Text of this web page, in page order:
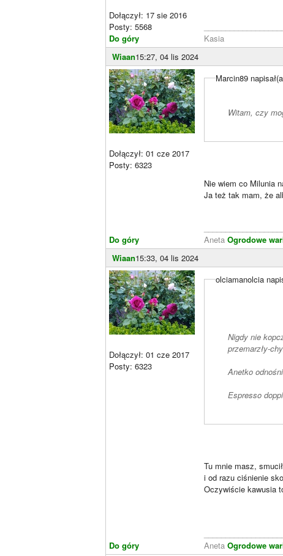
Dołączył: 17 sie 2016
Posty: 5568
Do góry
Kasia
Wiaan15:27, 04 lis 2024
Dołączył: 01 cze 2017
Posty: 6323
Do góry
Marcin89
Witam, czy
Nie wiem co Milunia
Ja też tak mam, że
Aneta Ogrodowe
Wiaan15:33, 04 lis 2024
Dołączył: 01 cze 2017
Posty: 6323
Do góry
olciamanolcia
Nigdy nie
przemarzły-
Anetko
Espresso
Tu mnie masz,
i od razu ciśnienie
Oczywiście kawusia
Aneta Ogrodowe